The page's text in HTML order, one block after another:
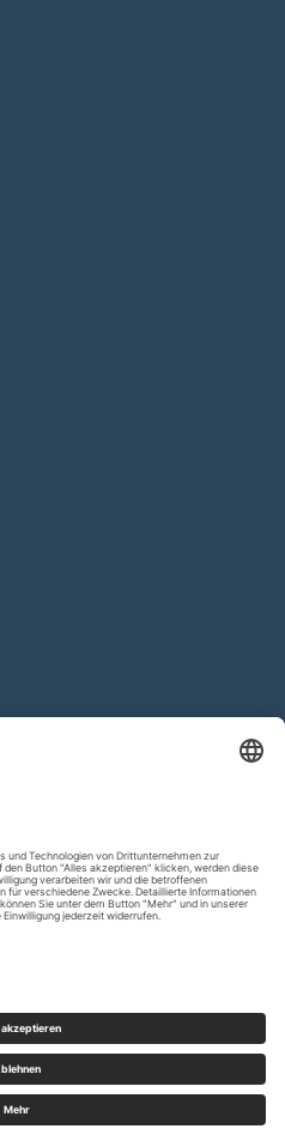
wirland.eu. All rights reserved.
FameThemes